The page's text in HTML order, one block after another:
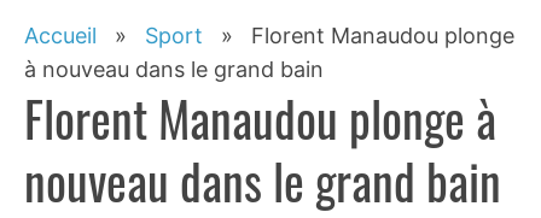
Accueil » Sport » Florent Manaudou plonge
à nouveau dans le grand bain
Florent Manaudou plonge à
nouveau dans le grand bain